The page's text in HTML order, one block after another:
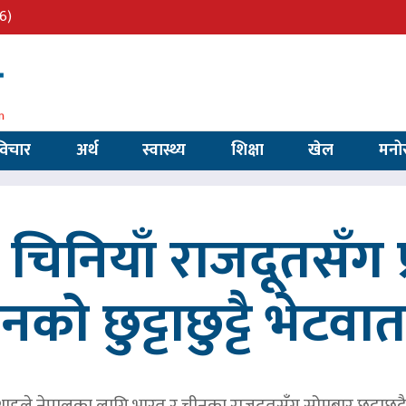
अर्थ स्वास्थ्य शिक्षा खेल
राजदूतसँग
छुट्टाछुट्टै